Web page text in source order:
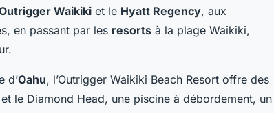
Waikiki et le Hyatt Regency, aux
en passant par les resorts à la plage Waikiki,
d’Oahu, l’Outrigger Waikiki Beach Resort offre des
le Diamond Head, une piscine à débordement, un